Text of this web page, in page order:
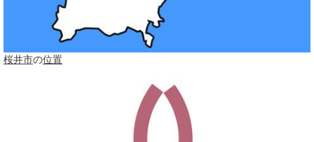
桜井市の位置